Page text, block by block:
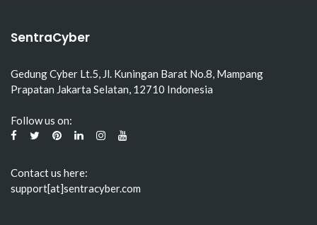
SentraCyber
Gedung Cyber Lt.5, Jl. Kuningan Barat No.8, Mampang
Prapatan Jakarta Selatan, 12710 Indonesia
Follow us on:
Contact us here:
support[at]sentracyber.com